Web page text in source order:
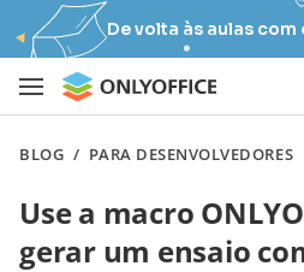
De volta às aulas com
BLOG / PARA DESENVOLVEDORES
Use a macro
gerar um ensaio